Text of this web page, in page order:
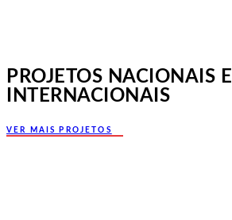
PROJETOS NACIONAIS E
INTERNACIONAIS
VER MAIS PROJETOS